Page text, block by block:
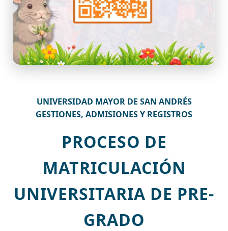
UNIVERSIDAD MAYOR DE SAN ANDRÉS
GESTIONES, ADMISIONES Y REGISTROS
PROCESO DE
MATRICULACIÓN
UNIVERSITARIA DE PRE-
GRADO